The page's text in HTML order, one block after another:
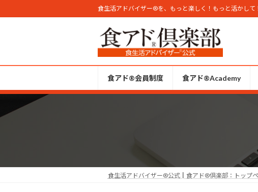
ン
へ
キ
プ
ビ
ョ
に
動
食生活アドバイザー®︎を、もっと楽しく！もっと活かして
食アド®会員制度 食アド®︎Academy
食生活アドバイザー®︎公式┃食アド®︎倶楽部：トップ